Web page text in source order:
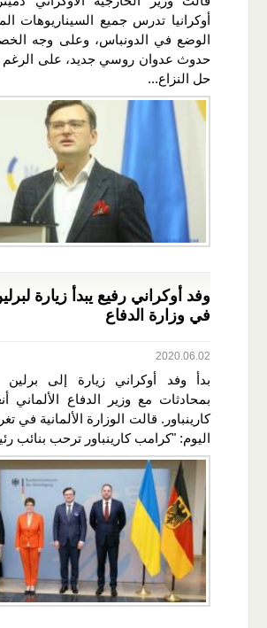
أوكرانيا تدرس جميع السيناريوهات
الوضع في الدونباس، وعلى وجه
حدوث عدوان روسي جديد، على الرغم
حل النزاع...
وفد أوكراني رفيع يبدأ زيارة
في وزارة الدفاع
2020.06.02
بمحادثات مع وزير الدفاع الألماني
كارينباور. قالت الوزارة الألمانية في
اليوم: "كرامب كارينباور ترحب بنائب